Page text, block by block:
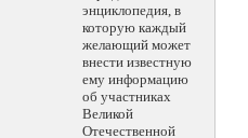
энциклопедия, в
которую каждый
желающий может
внести известную
ему информацию
об участниках
Великой
Отечественной